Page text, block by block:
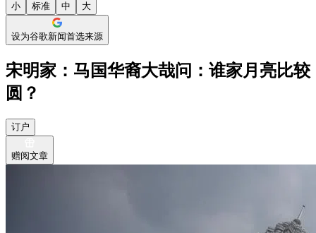
小 标准 中 大
设为谷歌新闻首选来源
宋明家：马国华裔大哉问：谁家月亮比较
圆？
订户
赠阅文章